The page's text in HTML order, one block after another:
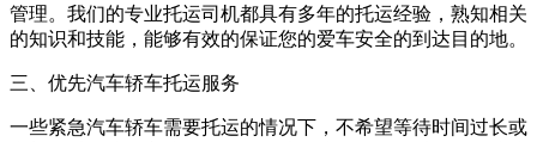
管理。我们的专业托运司机都具有多年的托运经验，熟知相关
的知识和技能，能够有效的保证您的爱车安全的到达目的地。
三、优先汽车轿车托运服务
一些紧急汽车轿车需要托运的情况下，不希望等待时间过长或